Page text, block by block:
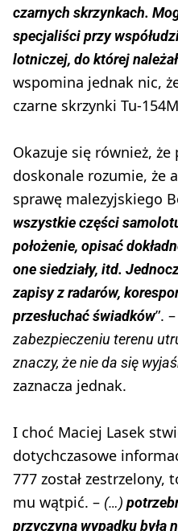
czarnych skrzynkach.
specjaliści przy
lotniczej, do której
wspomina jednak nic,
czarne skrzynki Tu-
Okazuje się również, że
doskonale rozumie, że
sprawę malezyjskiego
wszystkie części
położenie, opisać
one siedziały, itd.
zapisy z radarów,
przesłuchać świadków”. –
zabezpieczeniu terenu
znaczy, że nie da się
zaznacza jednak.
I choć Maciej Lasek
dotychczasowe
777 został zestrzelony,
mu wątpić. – (…)
przyczyną wypadku była